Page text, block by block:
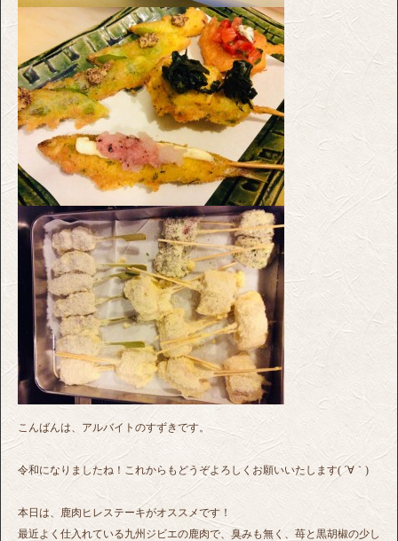
こんばんは、アルバイトのすずきです。
令和になりましたね！これからもどうぞよろしくお願いいたします( ´∀｀)
本日は、鹿肉ヒレステーキがオススメです！
最近よく仕入れている九州ジビエの鹿肉で、臭みも無く、苺と黒胡椒の少し